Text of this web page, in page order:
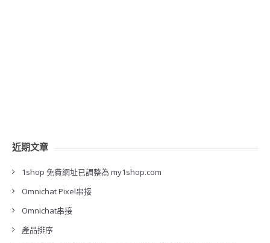
近期文章
1shop 免費網址已調整為 my1shop.com
Omnichat Pixel串接
Omnichat串接
產品排序